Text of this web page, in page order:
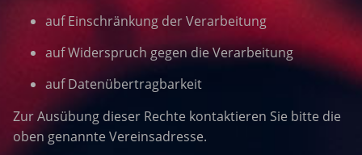
auf Einschränkung der Verarbeitung
auf Widerspruch gegen die Verarbeitung
auf Datenübertragbarkeit
Zur Ausübung dieser Rechte kontaktieren Sie bitte die
oben genannte Vereinsadresse.